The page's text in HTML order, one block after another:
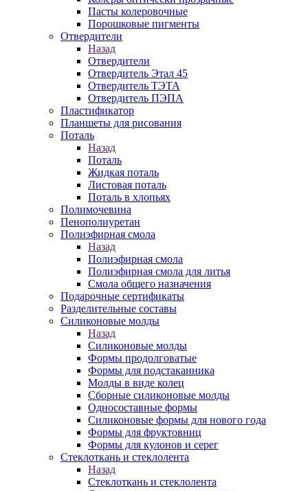
Пасты колеровочные
Порошковые пигменты
Отвердители
Назад
Отвердители
Отвердитель Этал 45
Отвердитель ТЭТА
Отвердитель ПЭПА
Пластификатор
Планшеты для рисования
Поталь
Назад
Поталь
Жидкая поталь
Листовая поталь
Поталь в хлопьях
Полимочевина
Пенополиуретан
Полиэфирная смола
Назад
Полиэфирная смола
Полиэфирная смола для литья
Смола общего назначения
Подарочные сертификаты
Разделительные составы
Силиконовые молды
Назад
Силиконовые молды
Формы продолговатые
Формы для подстаканника
Молды в виде колец
Сборные силиконовые молды
Односоставные формы
Силиконовые формы для нового года
Формы для фруктовниц
Формы для кулонов и серег
Стеклоткань и стеклолента
Назад
Стеклоткань и стеклолента